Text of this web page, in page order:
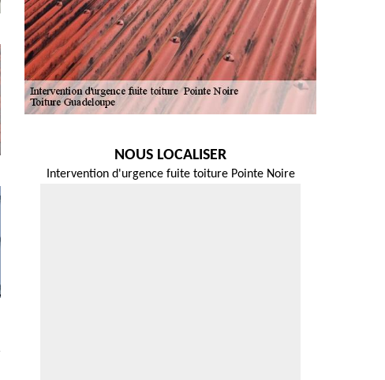
NOUS LOCALISER
Intervention d'urgence fuite toiture Pointe Noire